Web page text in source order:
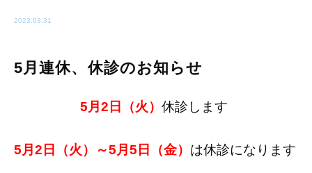
2023.03.31
5月連休、休診のお知らせ
5月2日（火） 休診します
5月2日（火）～5月5日（金） は休診になります